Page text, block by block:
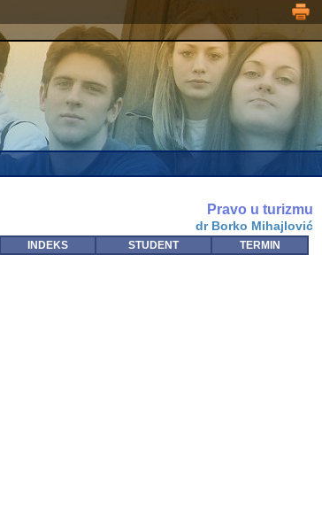
Pravo u turizmu
dr Borko Mihajlović
INDEKS STUDENT TERMIN